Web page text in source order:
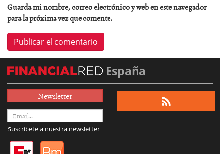
Guarda mi nombre, correo electrónico y web en este navegador
para la próxima vez que comente.
España
Newsletter
Suscríbete a nuestra newsletter